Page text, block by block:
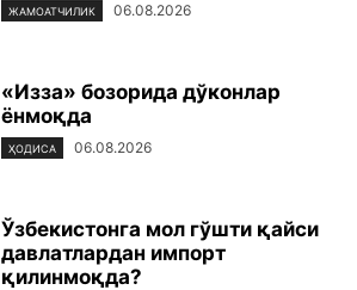
ЖАМОАТЧИЛИК 06.08.2026
«Изза» бозорида дўконлар
ёнмоқда
ҲОДИСА 06.08.2026
Ўзбекистонга мол гўшти қайси
давлатлардан импорт
қилинмоқда?